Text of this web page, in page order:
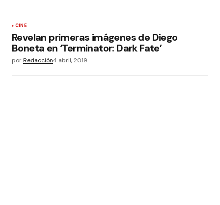
CINE
Revelan primeras imágenes de Diego
Boneta en ‘Terminator: Dark Fate’
porRedacción4 abril, 2019